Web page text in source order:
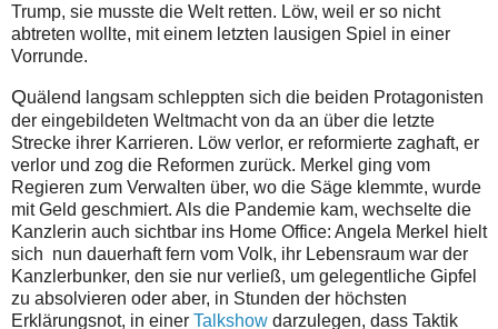
Trump, sie musste die Welt retten. Löw, weil er so nicht
abtreten wollte, mit einem letzten lausigen Spiel in einer
Vorrunde.
Quälend langsam schleppten sich die beiden Protagonisten
der eingebildeten Weltmacht von da an über die letzte
Strecke ihrer Karrieren. Löw verlor, er reformierte zaghaft, er
verlor und zog die Reformen zurück. Merkel ging vom
Regieren zum Verwalten über, wo die Säge klemmte, wurde
mit Geld geschmiert. Als die Pandemie kam, wechselte die
Kanzlerin auch sichtbar ins Home Office: Angela Merkel hielt
sich nun dauerhaft fern vom Volk, ihr Lebensraum war der
Kanzlerbunker, den sie nur verließ, um gelegentliche Gipfel
zu absolvieren oder aber, in Stunden der höchsten
Erklärungsnot, in einer Talkshow darzulegen, dass Taktik